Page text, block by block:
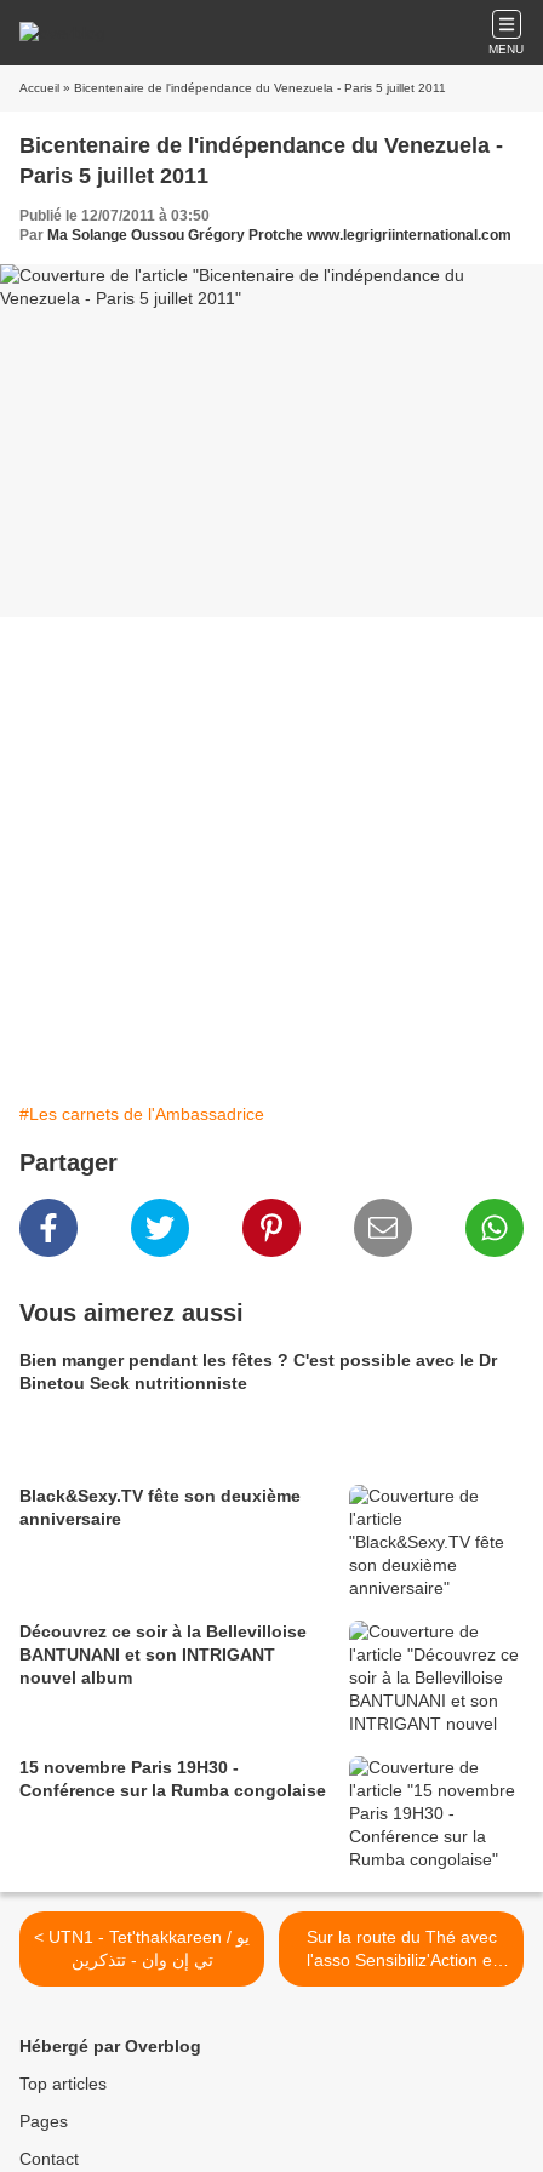
MENU
Accueil » Bicentenaire de l'indépendance du Venezuela - Paris 5 juillet 2011
Bicentenaire de l'indépendance du Venezuela -
Paris 5 juillet 2011
Publié le 12/07/2011 à 03:50
Par Ma Solange Oussou Grégory Protche www.legrigriinternational.com
#Les carnets de l'Ambassadrice
Partager
Vous aimerez aussi
Bien manger pendant les fêtes ? C'est possible avec le Dr
Binetou Seck nutritionniste
Black&Sexy.TV fête son deuxième
anniversaire
Découvrez ce soir à la Bellevilloise
BANTUNANI et son INTRIGANT
nouvel album
15 novembre Paris 19H30 -
Conférence sur la Rumba congolaise
< UTN1 - Tet'thakkareen / يو
تي إن وان - تتذكرين
Sur la route du Thé avec
l'asso Sensibiliz'Action et
son projet Thé Solidaire >
Hébergé par Overblog
Top articles
Pages
Contact